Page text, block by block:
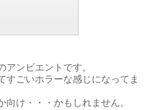
アンビエントです。
すごいホラーな感じになってま
向け・・・かもしれません。